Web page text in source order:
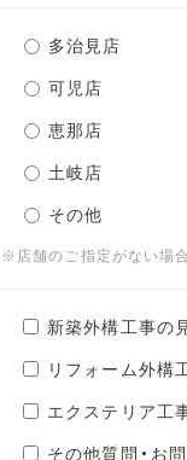
多治見店
可児店
恵那店
土岐店
その他
※店舗のご指定がない場
新築外構工事の
リフォーム外構
エクステリア工
その他質問・お